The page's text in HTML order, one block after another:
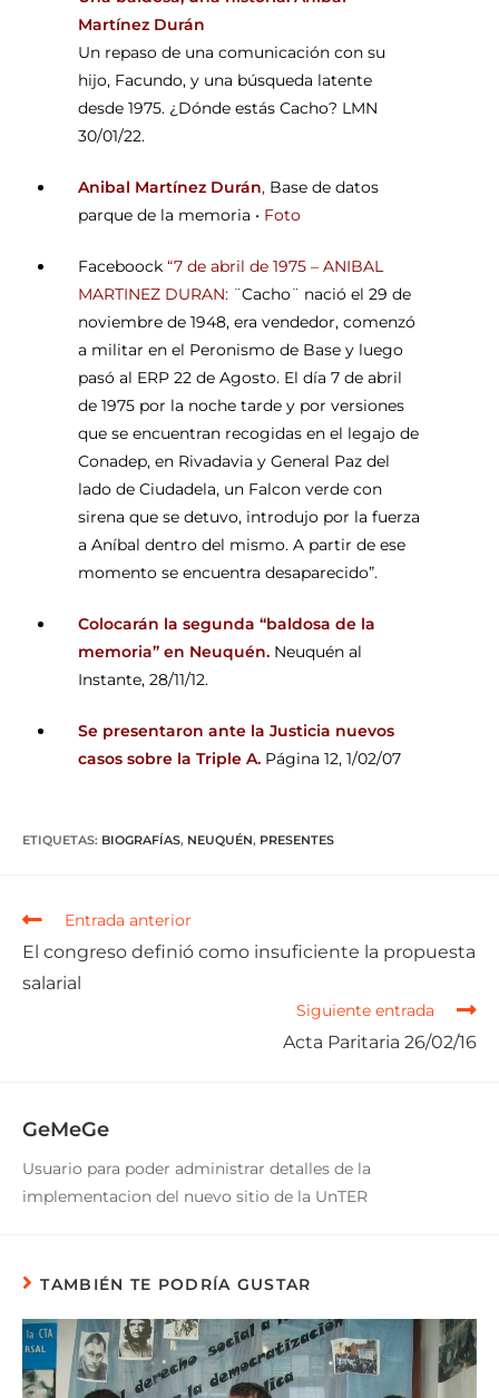
Martínez Durán
Un repaso de una comunicación con su
hijo, Facundo, y una búsqueda latente
desde 1975. ¿Dónde estás Cacho? LMN
30/01/22.
Anibal Martínez Durán, Base de datos
parque de la memoria • Foto
Faceboock “7 de abril de 1975 – ANIBAL
MARTINEZ DURAN: ¨Cacho¨ nació el 29 de
noviembre de 1948, era vendedor, comenzó
a militar en el Peronismo de Base y luego
pasó al ERP 22 de Agosto. El día 7 de abril
de 1975 por la noche tarde y por versiones
que se encuentran recogidas en el legajo de
Conadep, en Rivadavia y General Paz del
lado de Ciudadela, un Falcon verde con
sirena que se detuvo, introdujo por la fuerza
a Aníbal dentro del mismo. A partir de ese
momento se encuentra desaparecido”.
Colocarán la segunda “baldosa de la
memoria” en Neuquén. Neuquén al
Instante, 28/11/12.
Se presentaron ante la Justicia nuevos
casos sobre la Triple A. Página 12, 1/02/07
ETIQUETAS: BIOGRAFÍAS, NEUQUÉN, PRESENTES
Entrada anterior
El congreso definió como insuficiente la propuesta
salarial
Siguiente entrada
Acta Paritaria 26/02/16
GeMeGe
Usuario para poder administrar detalles de la
implementacion del nuevo sitio de la UnTER
TAMBIÉN TE PODRÍA GUSTAR